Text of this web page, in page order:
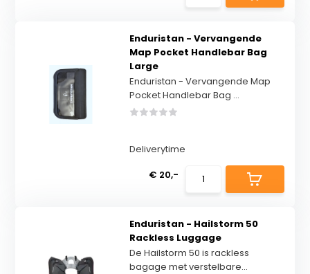
Enduristan - Vervangende
Map Pocket Handlebar Bag
Large
Enduristan - Vervangende Map
Pocket Handlebar Bag ...
Deliverytime
€ 20,-
Enduristan - Hailstorm 50
Rackless Luggage
De Hailstorm 50 is rackless
bagage met verstelbare...